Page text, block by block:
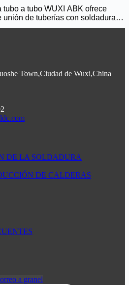
calidad para aplicaciones de
y tuberías industriales. El
mejora aún más la precisión y
tubo a tubo WUXI ABK ofrece
de tuberías con soldadura
TIG de hilo caliente. Con
certificado ASME/EN y
40%, esta soldadora
calidad para aplicaciones de
mejora aún más la precisión y
Town,Ciudad de Wuxi,China
DE LA SOLDADURA
DE CALDERAS
a granel